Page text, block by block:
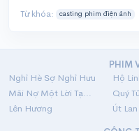
Từ khóa: casting phim điện ảnh
PHIM
Nghỉ Hè Sợ Nghỉ Hưu
Mãi Nợ Một Lời Tạm Biệt
Quý
Lên Hương
Út Lan